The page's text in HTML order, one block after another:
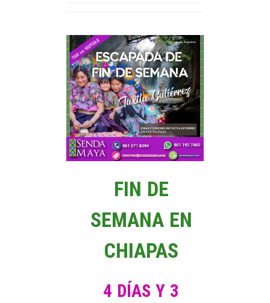
FIN DE
SEMANA EN
CHIAPAS
4 DÍAS Y 3